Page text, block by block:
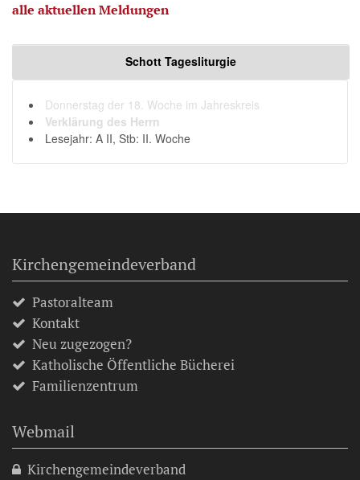
alle aktuellen Meldungen
Schott Tagesliturgie
Donnerstag der 18. Woche im Jahreskreis
Verklärung des Herrn
Lesejahr: A II, Stb: II. Woche
Kirchengemeindeverband
Pastoralteam
Kontakt
Neu zugezogen?
Katholische Öffentliche Bücherei
Familienzentrum
Webmail
Kirchengemeindeverband